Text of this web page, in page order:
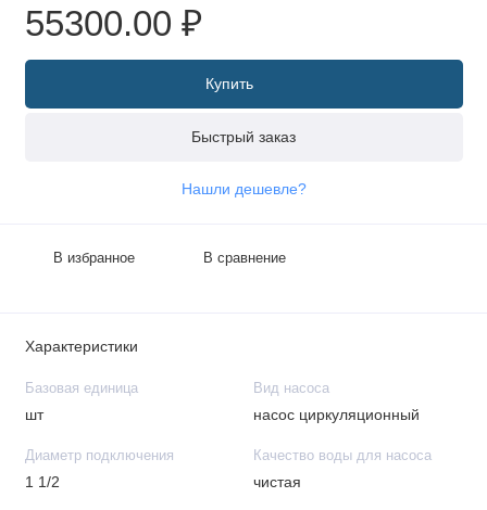
55300.00 ₽
Купить
Быстрый заказ
Нашли дешевле?
В избранное В сравнение
Характеристики
Базовая единица
шт
Вид насоса
насос циркуляционный
Диаметр подключения
1 1/2
Качество воды для насоса
чистая